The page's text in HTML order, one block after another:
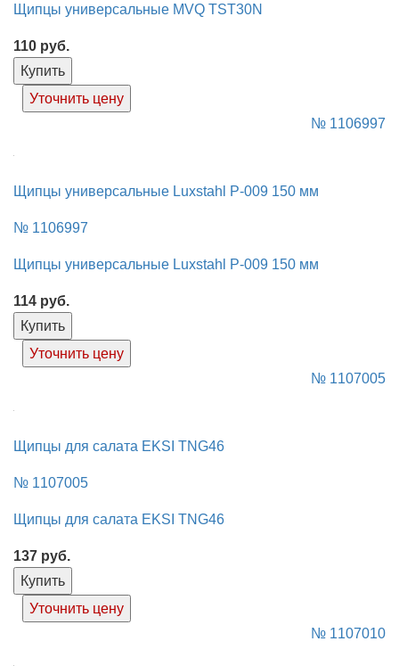
Щипцы универсальные MVQ TST30N
110 руб.
Купить
Уточнить цену
№ 1106997
Щипцы универсальные Luxstahl P-009 150 мм
№ 1106997
Щипцы универсальные Luxstahl P-009 150 мм
114 руб.
Купить
Уточнить цену
№ 1107005
Щипцы для салата EKSI TNG46
№ 1107005
Щипцы для салата EKSI TNG46
137 руб.
Купить
Уточнить цену
№ 1107010